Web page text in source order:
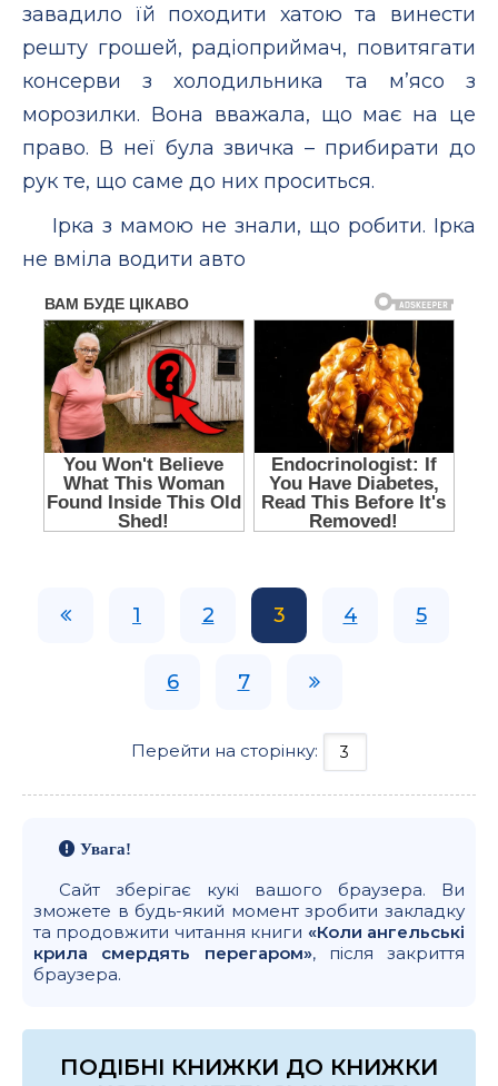
завадило їй походити хатою та винести
решту грошей, радіоприймач, повитягати
консерви з холодильника та м’ясо з
морозилки. Вона вважала, що має на це
право. В неї була звичка – прибирати до
рук те, що саме до них проситься.
Ірка з мамою не знали, що робити. Ірка
не вміла водити авто
1 2 3 4 5
6 7
Перейти на сторінку:
Увага!
Сайт зберігає кукі вашого браузера. Ви
зможете в будь-який момент зробити закладку
та продовжити читання книги «Коли ангельські
крила смердять перегаром», після закриття
браузера.
ПОДІБНІ КНИЖКИ ДО КНИЖКИ